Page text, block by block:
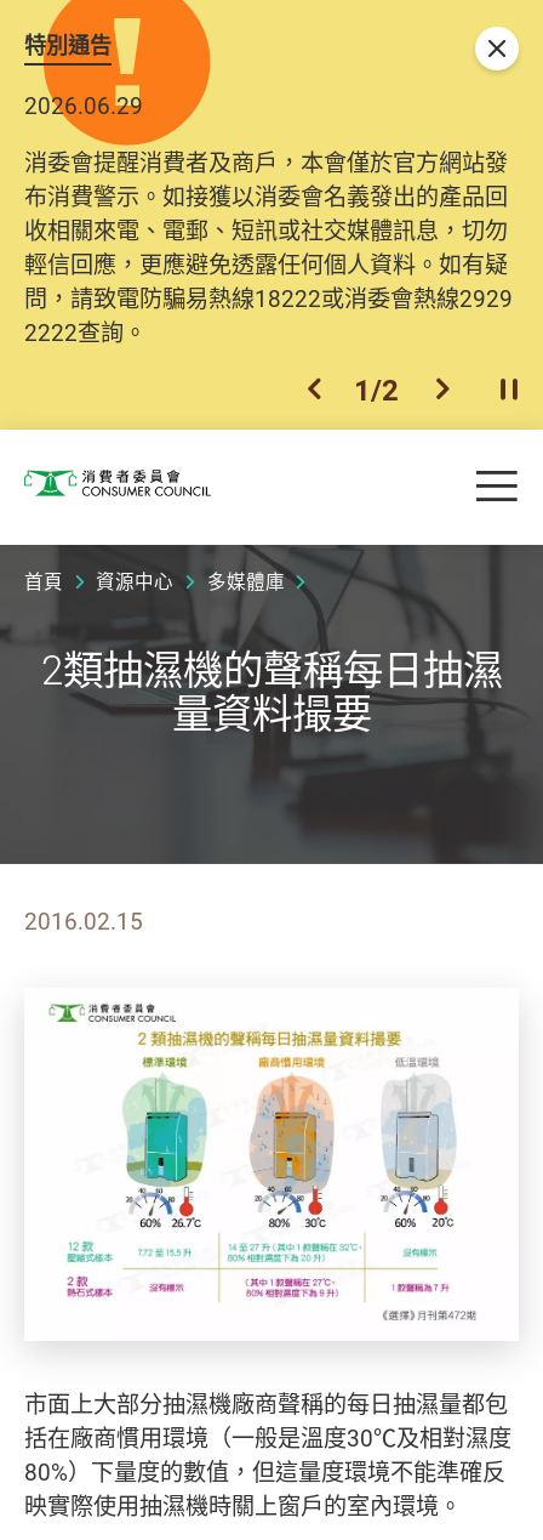
特別通告
2026.06.29
消委會提醒消費者及商戶，本會僅於官方網站發
布消費警示。如接獲以消委會名義發出的產品回
收相關來電、電郵、短訊或社交媒體訊息，切勿
輕信回應，更應避免透露任何個人資料。如有疑
問，請致電防騙易熱線18222或消委會熱線2929
2222查詢。
上一個
1/2 下一個開
關閉
消費者委員會 目
首頁 資源中心 多媒體庫
2類抽濕機的聲稱每日抽濕
量資料撮要
2016.02.15
市面上大部分抽濕機廠商聲稱的每日抽濕量都包
括在廠商慣用環境（一般是溫度30℃及相對濕度
80%）下量度的數值，但這量度環境不能準確反
映實際使用抽濕機時關上窗戶的室內環境。